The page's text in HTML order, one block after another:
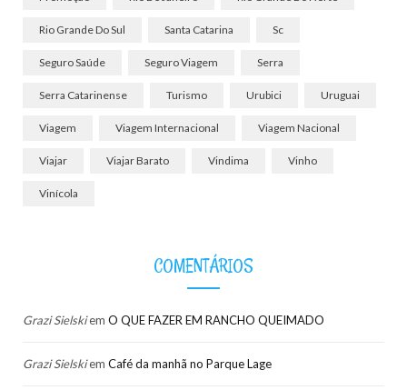
Rio Grande Do Sul Santa Catarina Sc
Seguro Saúde Seguro Viagem Serra
Serra Catarinense Turismo Urubici Uruguai
Viagem Viagem Internacional Viagem Nacional
Viajar Viajar Barato Vindima Vinho
Vinícola
COMENTÁRIOS
Grazi Sielskiem O QUE FAZER EM RANCHO QUEIMADO
Grazi Sielskiem Café da manhã no Parque Lage